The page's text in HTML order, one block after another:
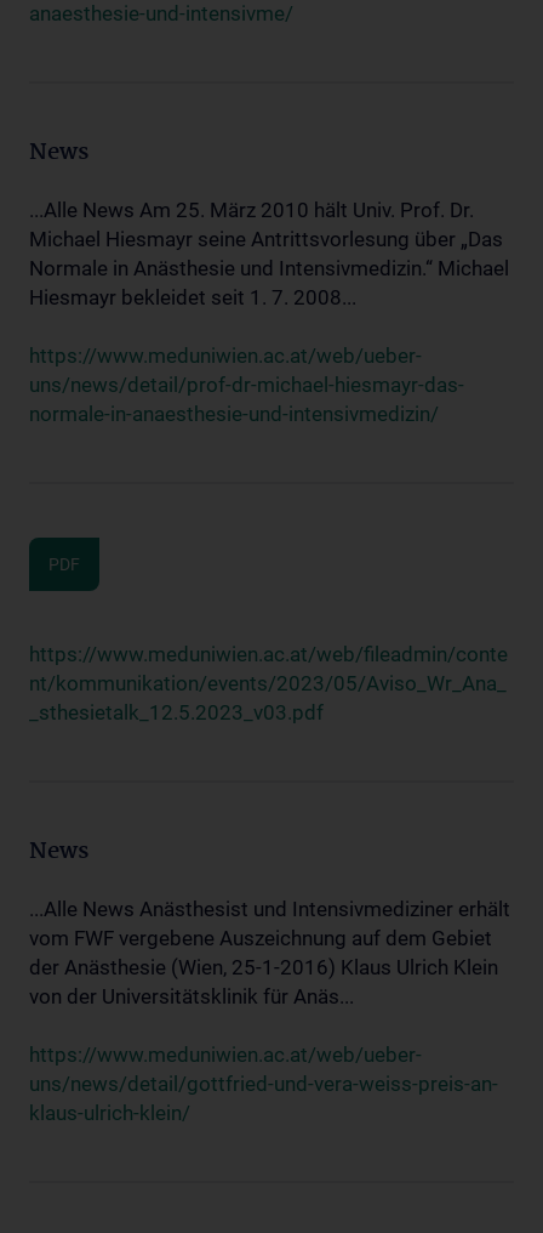
anaesthesie-und-intensivme/
News
...Alle News Am 25. März 2010 hält Univ. Prof. Dr.
Michael Hiesmayr seine Antrittsvorlesung über „Das
Normale in Anästhesie und Intensivmedizin.“ Michael
Hiesmayr bekleidet seit 1. 7. 2008...
https://www.meduniwien.ac.at/web/ueber-
uns/news/detail/prof-dr-michael-hiesmayr-das-
normale-in-anaesthesie-und-intensivmedizin/
PDF
https://www.meduniwien.ac.at/web/fileadmin/conte
nt/kommunikation/events/2023/05/Aviso_Wr_Ana_
_sthesietalk_12.5.2023_v03.pdf
News
...Alle News Anästhesist und Intensivmediziner erhält
vom FWF vergebene Auszeichnung auf dem Gebiet
der Anästhesie (Wien, 25-1-2016) Klaus Ulrich Klein
von der Universitätsklinik für Anäs...
https://www.meduniwien.ac.at/web/ueber-
uns/news/detail/gottfried-und-vera-weiss-preis-an-
klaus-ulrich-klein/